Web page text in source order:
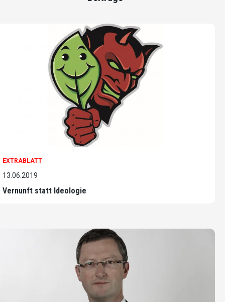
EXTRABLATT
13.06.2019
Vernunft statt Ideologie